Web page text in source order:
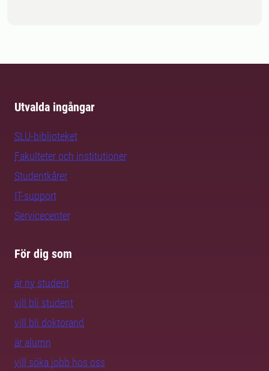
Utvalda ingångar
SLU-biblioteket
Fakulteter och institutioner
Studentkårer
IT-support
Servicecenter
För dig som
är ny student
vill bli student
vill bli doktorand
är alumn
vill söka jobb hos oss